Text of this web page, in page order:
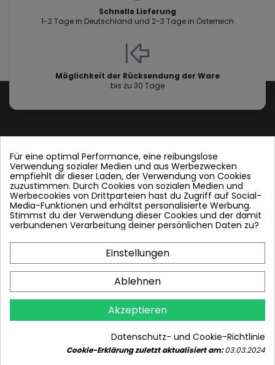
In den Warenkorb
Schnelle Lieferung
1-2 Tage in Deutschland und 2-3 Tage in Österreich
Möglichkeit der Rücksendung der Ware
bis zu 30 Tage
Contact us
Folgen Sie uns
Plattenwärmetauscher
PWT und andere
Für eine optimal Performance, eine reibungslose
Verwendung sozialer Medien und aus Werbezwecken
empfiehlt dir dieser Laden, der Verwendung von Cookies
zuzustimmen. Durch Cookies von sozialen Medien und
Werbecookies von Drittparteien hast du Zugriff auf Social-
Media-Funktionen und erhältst personalisierte Werbung.
Stimmst du der Verwendung dieser Cookies und der damit
verbundenen Verarbeitung deiner persönlichen Daten zu?
Einstellungen
Ablehnen
Akzeptieren
Datenschutz- und Cookie-Richtlinie
Cookie-Erklärung zuletzt aktualisiert am:03.03.2024